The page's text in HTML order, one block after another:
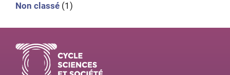
Non classé (1)